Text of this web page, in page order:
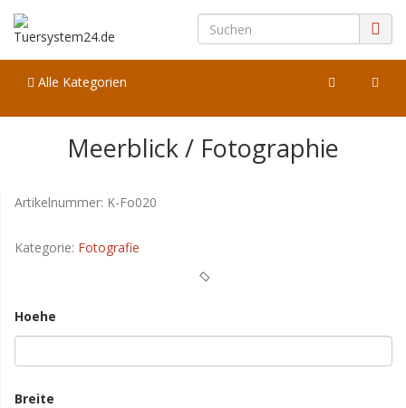
Alle Kategorien
Meerblick / Fotographie
Artikelnummer: K-Fo020
Kategorie: Fotografie
Hoehe
Breite